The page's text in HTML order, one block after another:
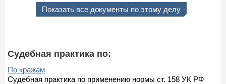
Показать все документы по этому делу
Судебная практика по:
По кражам
Судебная практика по применению нормы ст. 158 УК РФ